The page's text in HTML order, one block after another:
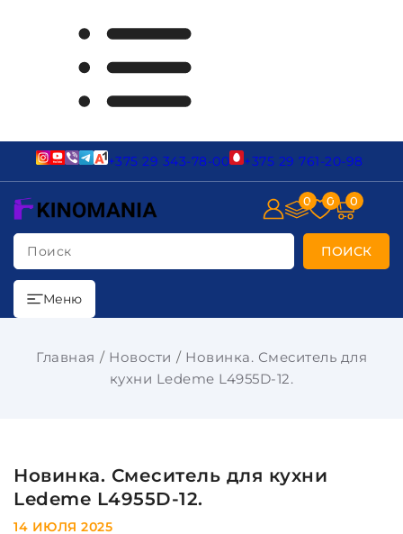
+375 29 343-78-00 +375 29 761-20-98
Поиск ПОИСК
0 0 0
Меню
Главная Новости
Новинка. Смеситель для
кухни Ledeme L4955D-12.
Новинка. Смеситель для кухни
Ledeme L4955D-12.
14 ИЮЛЯ 2025